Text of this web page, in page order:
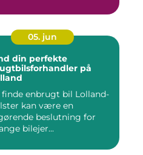
05. jun
din perfekte
på
enbrugt bil Lolland-
kan være en
beslutning for
bilejer...